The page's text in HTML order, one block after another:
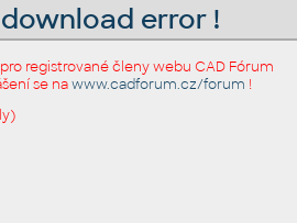
error !
registrované členy webu CAD Fórum
se nawww.cadforum.cz/forum !